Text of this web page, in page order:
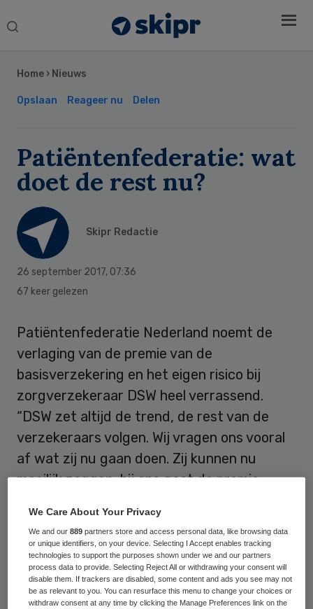
Search
Home › Nieuws
Opslaan Reageer nu Delen
Patiëntenfederatie: wat
doet de rest nu?
Skipr Redactie
26 september 2017, 07:36
67 keer gelezen
Patiëntenfederatie Nederland noemt de
verlaging van de premie van de
basisverzekering en het eigen risico bij
zorgverzekeraar DSW heel verrassend.
“DSW zet altijd de trend, de rest van de
verzekeraars volgen. Wij vragen ons vooral
af wat zij nu gaan doen. Zij kunnen nu
moeilijk zeggen, bij ons gaat de premie
Hij wijst erop dat DSW-topman Chris Oomen
dik een maand geleden nog zei dat
verzekerden rekening moeten houden met
Sidebar
We Care About Your Privacy
We and our889 partners store and access personal data, like browsing data
or unique identifiers, on your device. Selecting I Accept enables tracking
technologies to support the purposes shown under we and our partners
process data to provide. Selecting Reject All or withdrawing your consent will
disable them. If trackers are disabled, some content and ads you see may not
be as relevant to you. You can resurface this menu to change your choices or
withdraw consent at any time by clicking the Manage Preferences link on the